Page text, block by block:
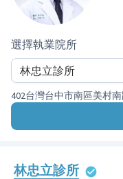
選擇執業院所
402台灣台中市南區美村
林忠立診所